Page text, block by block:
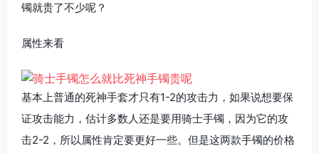
镯就贵了不少呢？
属性来看
基本上普通的死神手套才只有1-2的攻击力，如果说想要保
证攻击能力，估计多数人还是要用骑士手镯，因为它的攻
击2-2，所以属性肯定要更好一些。但是这两款手镯的价格